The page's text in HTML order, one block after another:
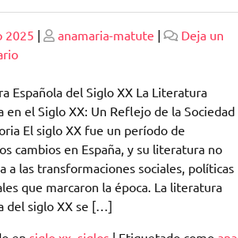
2025 | Publicado
anamaria-matute |
Deja un
en
la
Literatura
Española
del
Siglo
XX:
Reflexiones
Española del Siglo XX La Literatura
en el Siglo XX: Un Reflejo de la Sociedad
El siglo XX fue un período de
cambios en España, y su literatura no
a las transformaciones sociales, políticas
que marcaron la época. La literatura
del siglo XX se […]